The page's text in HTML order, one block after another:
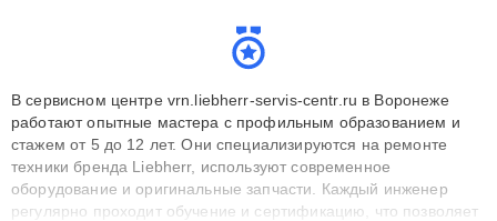
В сервисном центре vrn.liebherr-servis-centr.ru в Воронеже
работают опытные мастера с профильным образованием и
стажем от 5 до 12 лет. Они специализируются на ремонте
техники бренда Liebherr, используют современное
оборудование и оригинальные запчасти. Каждый инженер
регулярно проходит обучение и сертификацию, что позволяет